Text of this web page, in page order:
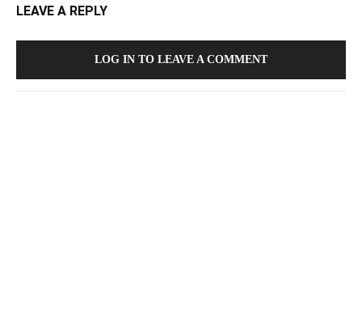
LEAVE A REPLY
LOG IN TO LEAVE A COMMENT